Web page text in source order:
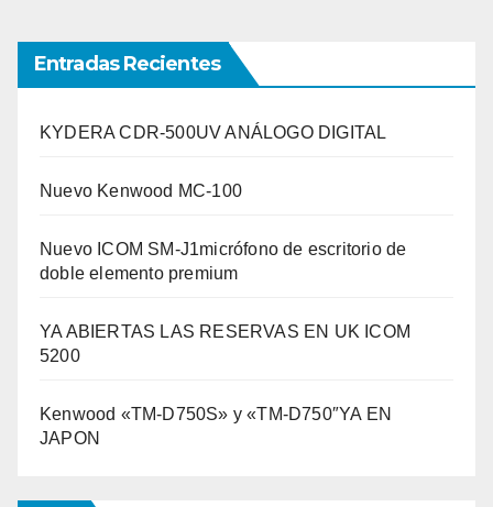
Entradas Recientes
KYDERA CDR-500UV ANÁLOGO DIGITAL
Nuevo Kenwood MC-100
Nuevo ICOM SM-J1micrófono de escritorio de
doble elemento premium
YA ABIERTAS LAS RESERVAS EN UK ICOM
5200
Kenwood «TM-D750S» y «TM-D750″YA EN
JAPON